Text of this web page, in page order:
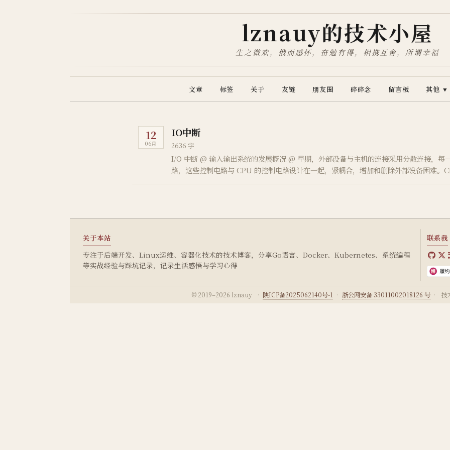
lznauy的技术小屋
生之微欢，俄而感怀，奋勉有得，相携互舍，所谓幸福
文章 标签 关于 友链 朋友圈 碎碎念 留言板 其他 ▼
12
06月
IO中断
2636 字
I/O 中断 @ 输入输出系统的发展概况 @ 早期，外部设备与主机的连接采用分散连接，每
路，这些控制电路与 CPU 的控制电路设计在一起，紧耦合，增加和删除外部设备困难。
关于本站
专注于后端开发、Linux运维、容器化技术的技术博客，分享Go语言、Docker、Kubernetes、系统编程
等实战经验与踩坑记录，记录生活感悟与学习心得
联系我
© 2019–2026 lznauy · 陕ICP备2025062140号-1 · 浙公网安备 33011002018126 号 · 技